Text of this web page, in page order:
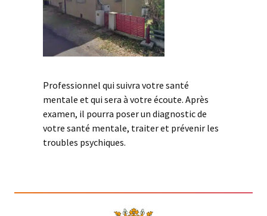
Professionnel qui suivra votre santé
mentale et qui sera à votre écoute. Après
examen, il pourra poser un diagnostic de
votre santé mentale, traiter et prévenir les
troubles psychiques.